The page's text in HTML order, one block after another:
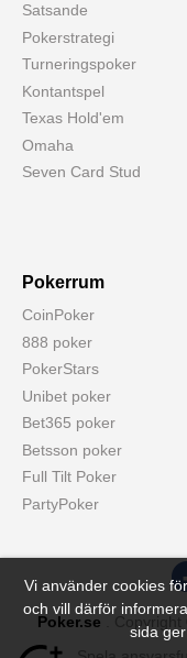
Satsande
Pokerstrategi
Turneringspoker
Kontantspel
Texas Hold'em
Omaha
Seven Card Stud
Pokerrum
CoinPoker
888 poker
PokerStars
Unibet poker
Bet365 poker
Betsson poker
Full Tilt Poker
PartyPoker
Poker.se . Copyright
Vi använder cookies
och vill därför
sida